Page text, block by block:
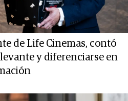
de Life Cinemas, contó
y diferenciarse en